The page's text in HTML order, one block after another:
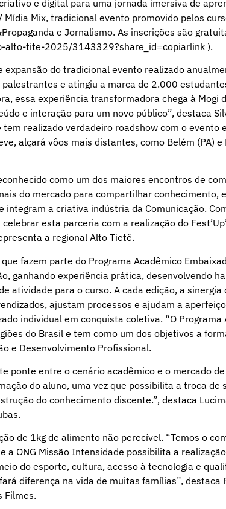
e digital para uma jornada imersiva de
Mix, tradicional evento promovido pelos
e Jornalismo. As inscrições são
alto-tite-2025/3143329?share_id=copiarlink ).
expansão do tradicional evento realizado
e atingiu a marca de 2.000
essa experiência transformadora chega à Mogi
e interação para um novo público”, destaca
tem realizado verdadeiro roadshow com o evento
alçará vôos mais distantes, como Belém (PA) e
como um dos maiores encontros de
do mercado para compartilhar conhecimento,
a criativa indústria da Comunicação.
esta parceria com a realização do
a regional Alto Tietê.
fazem parte do Programa Acadêmico
ganhando experiência prática, desenvolvendo
atividade para o curso. A cada edição, a sinergia
ajustam processos e ajudam a
individual em conquista coletiva. “O Programa
do Brasil e tem como um dos objetivos a
e Desenvolvimento Profissional.
ponte entre o cenário acadêmico e o mercado
do aluno, uma vez que possibilita a troca de
do conhecimento discente.”, destaca
de 1kg de alimento não perecível. “Temos o
a ONG Missão Intensidade possibilita a
do esporte, cultura, acesso à tecnologia e
diferença na vida de muitas famílias”, destaca
Filmes.